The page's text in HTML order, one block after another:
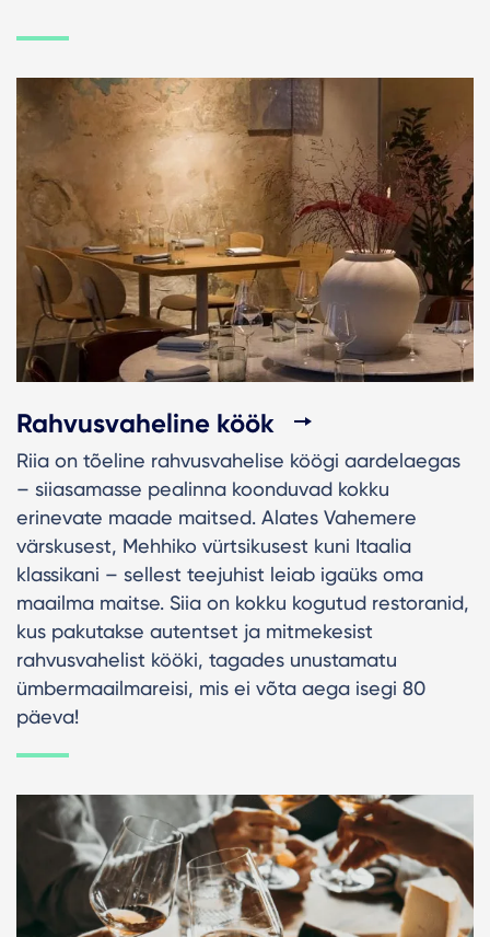
Rahvusvaheline köök
Riia on tõeline rahvusvahelise köögi aardelaegas
– siiasamasse pealinna koonduvad kokku
erinevate maade maitsed. Alates Vahemere
värskusest, Mehhiko vürtsikusest kuni Itaalia
klassikani – sellest teejuhist leiab igaüks oma
maailma maitse. Siia on kokku kogutud restoranid,
kus pakutakse autentset ja mitmekesist
rahvusvahelist kööki, tagades unustamatu
ümbermaailmareisi, mis ei võta aega isegi 80
päeva!